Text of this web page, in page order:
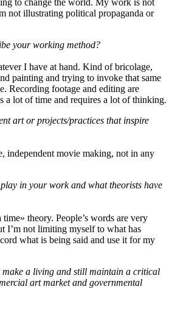
not illustrating political propaganda or
your working method?
I have at hand. Kind of bricolage,
painting and trying to invoke that same
Recording footage and editing are
a lot of time and requires a lot of thinking.
art or projects/practices that inspire
independent movie making, not in any
in your work and what theorists have
theory. People’s words are very
I’m not limiting myself to what has
what is being said and use it for my
a living and still maintain a critical
art market and governmental